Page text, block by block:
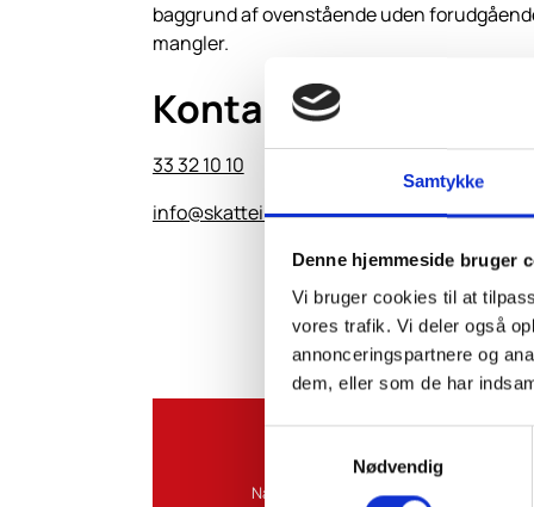
Samtykke
Denne hjemmeside bruger
Vi bruger cookies til at
vores trafik. Vi deler også
annonceringspartnere og
dem, eller som de har
Nødvendig
baggrund af ovenstående uden
mangler.
Kontakt os
33 32 10 10
info@skatteinform.dk
Navn*: